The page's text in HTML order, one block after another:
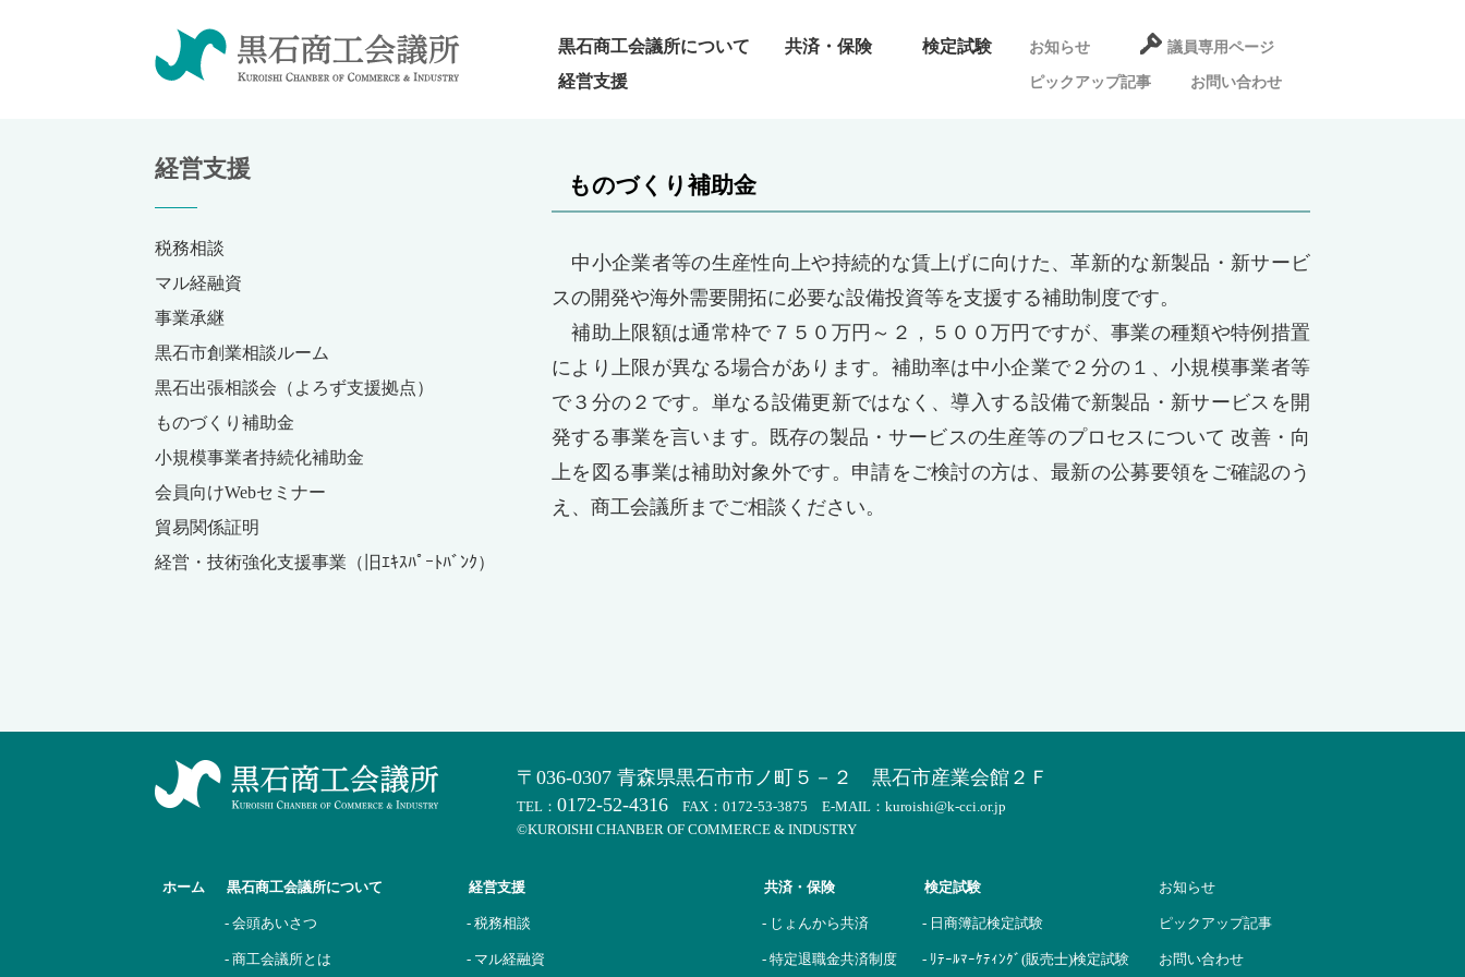
黒石商工会議所について
経営支援
共済・保険 検定試験 お知らせ 議員専用ページ
ピックアップ記事 お問い合わせ
経営支援
税務相談
マル経融資
事業承継
黒石市創業相談ルーム
黒石出張相談会（よろず支援拠点）
ものづくり補助金
小規模事業者持続化補助金
会員向けWebセミナー
貿易関係証明
経営・技術強化支援事業（旧ｴｷｽﾊﾟｰﾄﾊﾞﾝｸ）
ものづくり補助金
中小企業者等の生産性向上や持続的な賃上げに向けた、革新的な新製品・新サービ
スの開発や海外需要開拓に必要な設備投資等を支援する補助制度です。
補助上限額は通常枠で７５０万円～２，５００万円ですが、事業の種類や特例措置
により上限が異なる場合があります。補助率は中小企業で２分の１、小規模事業者等
で３分の２です。単なる設備更新ではなく、導入する設備で新製品・新サービスを開
発する事業を言います。既存の製品・サービスの生産等のプロセスについて 改善・向
上を図る事業は補助対象外です。申請をご検討の方は、最新の公募要領をご確認のう
え、商工会議所までご相談ください。
〒036-0307 青森県黒石市市ノ町５－２ 黒石市産業会館２Ｆ
TEL： 0172-52-4316 FAX：0172-53-3875 E-MAIL：kuroishi@k-cci.or.jp
©KUROISHI CHANBER OF COMMERCE & INDUSTRY
ホーム 黒石商工会議所について
- 会頭あいさつ
- 商工会議所とは
経営支援
- 税務相談
- マル経融資
共済・保険
- じょんから共済
- 特定退職金共済制度
検定試験
- 日商簿記検定試験
- ﾘﾃｰﾙﾏｰｹﾃｨﾝｸﾞ(販売士)検定試験
お知らせ
ピックアップ記事
お問い合わせ